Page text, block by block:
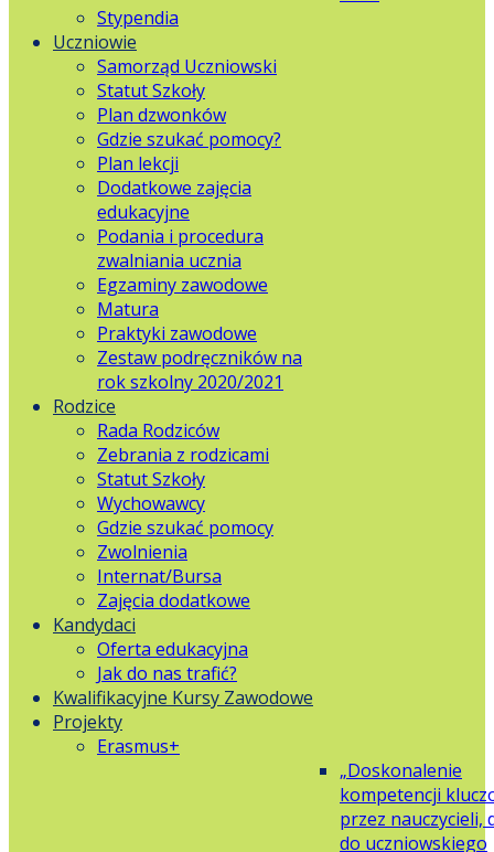
Stypendia
Uczniowie
Samorząd Uczniowski
Statut Szkoły
Plan dzwonków
Gdzie szukać pomocy?
Plan lekcji
Dodatkowe zajęcia
edukacyjne
Podania i procedura
zwalniania ucznia
Egzaminy zawodowe
Matura
Praktyki zawodowe
Zestaw podręczników na
rok szkolny 2020/2021
Rodzice
Rada Rodziców
Zebrania z rodzicami
Statut Szkoły
Wychowawcy
Gdzie szukać pomocy
Zwolnienia
Internat/Bursa
Zajęcia dodatkowe
Kandydaci
Oferta edukacyjna
Jak do nas trafić?
Kwalifikacyjne Kursy Zawodowe
Projekty
Erasmus+
„Doskonalenie
kompetencji
przez nauczycieli,
do uczniowskiego